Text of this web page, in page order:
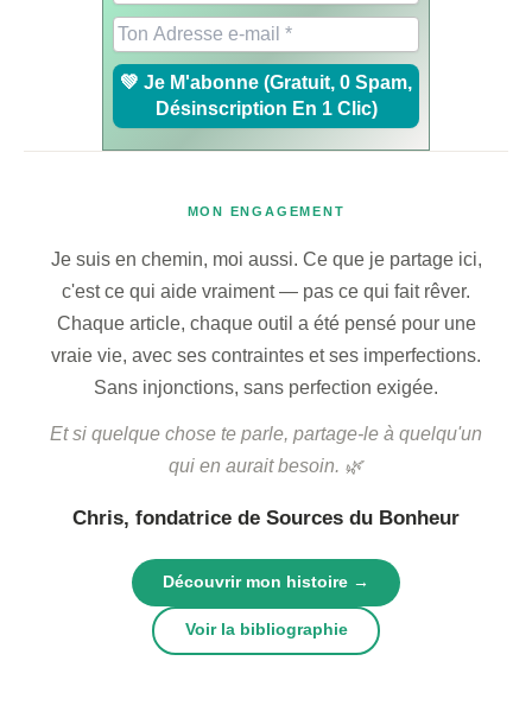
MON ENGAGEMENT
Je suis en chemin, moi aussi. Ce que je partage ici,
c'est ce qui aide vraiment — pas ce qui fait rêver.
Chaque article, chaque outil a été pensé pour une
vraie vie, avec ses contraintes et ses imperfections.
Sans injonctions, sans perfection exigée.
Et si quelque chose te parle, partage-le à quelqu'un
qui en aurait besoin. 🌿
Chris, fondatrice de Sources du Bonheur
Découvrir mon histoire →
Voir la bibliographie